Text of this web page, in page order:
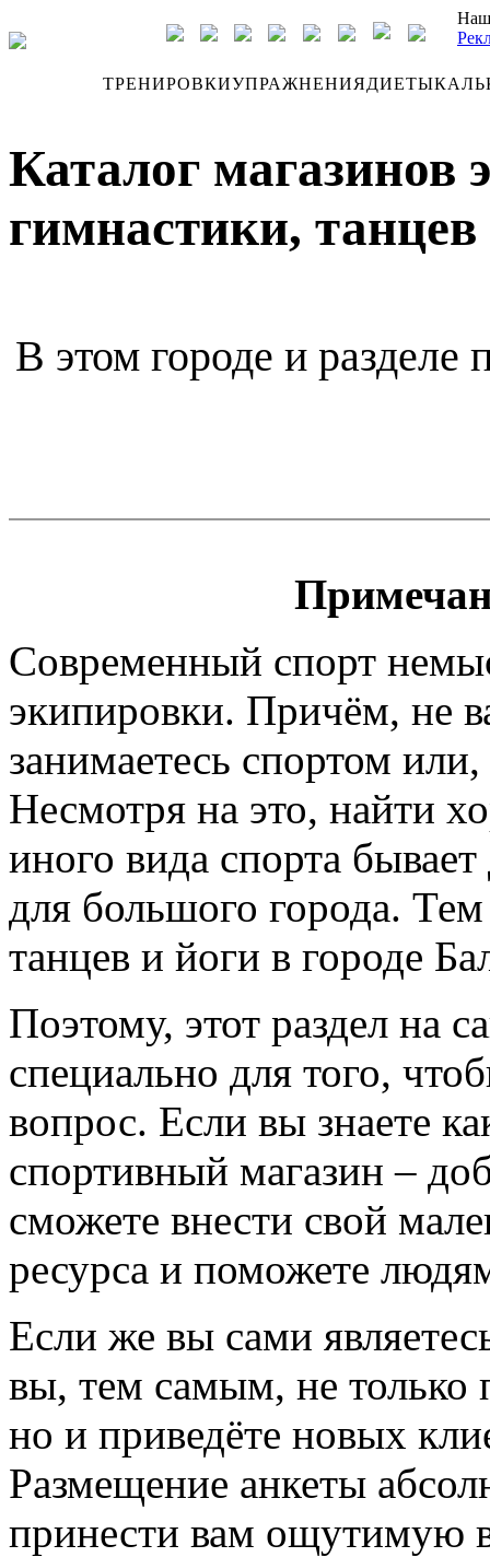
ТРЕНИРОВКИУПРАЖНЕНИЯДИЕТЫ
Каталог магазинов
гимнастики,
В этом городе и разделе
Современный спорт
экипировки. Причём, не
занимаетесь спортом
Несмотря на это, найти
иного вида спорта
для большого города.
танцев и йоги в городе
Поэтому, этот раздел на
специально для того,
вопрос. Если вы знаете
спортивный магазин –
сможете внести свой
ресурса и поможете
Если же вы сами
вы, тем самым, не только
но и приведёте новых
Размещение анкеты
принести вам ощутимую